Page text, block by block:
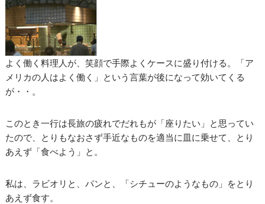
よく働く料理人が、笑顔で手際よくケースに盛り付ける。「ア
メリカの人はよく働く」という言葉が後になって効いてくる
が・・。
このとき一行は長旅の疲れでだれもが「座りたい」と思ってい
たので、とりもなおさず手近なものを適当に皿に乗せて、とり
あえず「食べよう」と。
私は、ラビオリと、パンと、「シチューのようなもの」をとり
あえず食す。